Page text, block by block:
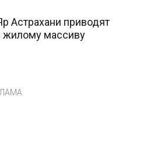
Астрахани приводят
жилому массиву